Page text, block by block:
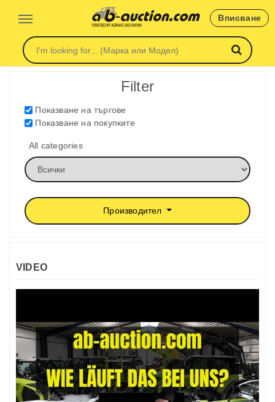
Вписване
Filter
Показване на търгове
Показване на покупките
All categories
Производител
VIDEO